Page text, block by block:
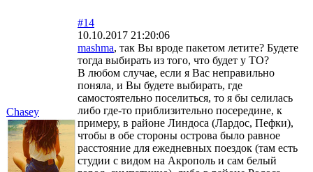
Chasey
#14
10.10.2017 21:20:06
mashma, так Вы вроде пакетом летите? Будете
тогда выбирать из того, что будет у ТО?
В любом случае, если я Вас неправильно
поняла, и Вы будете выбирать, где
самостоятельно поселиться, то я бы селилась
либо где-то приблизительно посередине, к
примеру, в районе Линдоса (Лардос, Пефки),
чтобы в обе стороны острова было равное
расстояние для ежедневных поездок (там есть
студии с видом на Акрополь и сам белый